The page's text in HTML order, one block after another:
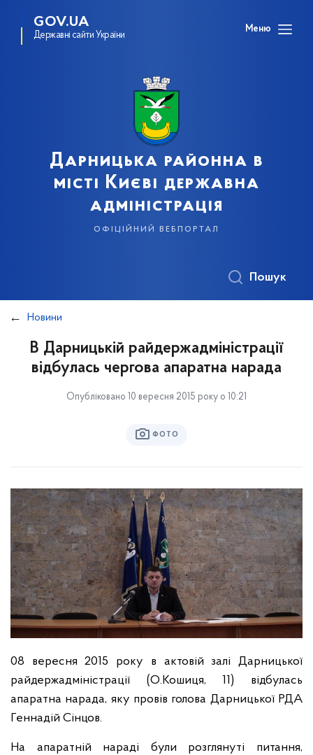
GOV.UA
Державні сайти України
Меню
Дарницька районна в
місті Києві державна
адміністрація
офіційний вебпортал
Пошук
Новини
В Дарницькій райдержадміністрації
відбулась чергова апаратна нарада
Опубліковано 10 вересня 2015 року о 10:21
ФОТО
08 вересня 2015 року в актовій залі Дарницької
райдержадміністрації (О.Кошиця, 11) відбулась
апаратна нарада, яку провів голова Дарницької РДА
Геннадій Сінцов.
На апаратній нараді були розглянуті питання,